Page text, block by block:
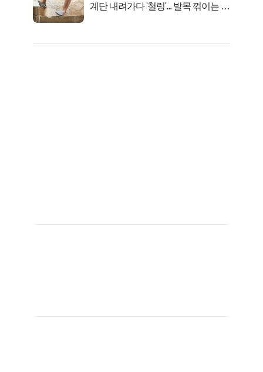
계단 내려가다 '철렁'... 발목 꺾이는 이